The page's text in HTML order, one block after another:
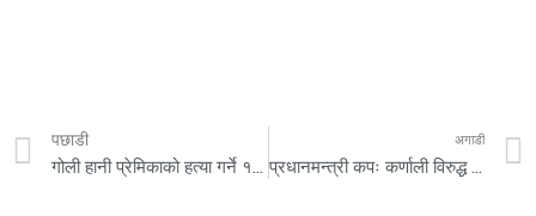
पछाडी अगाडी